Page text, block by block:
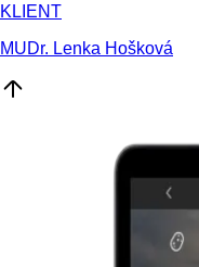
KLIENT
MUDr. Lenka Hošková